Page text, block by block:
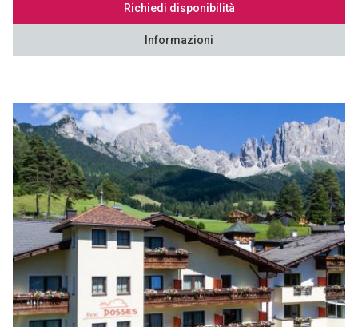
Richiedi disponibilità
Informazioni